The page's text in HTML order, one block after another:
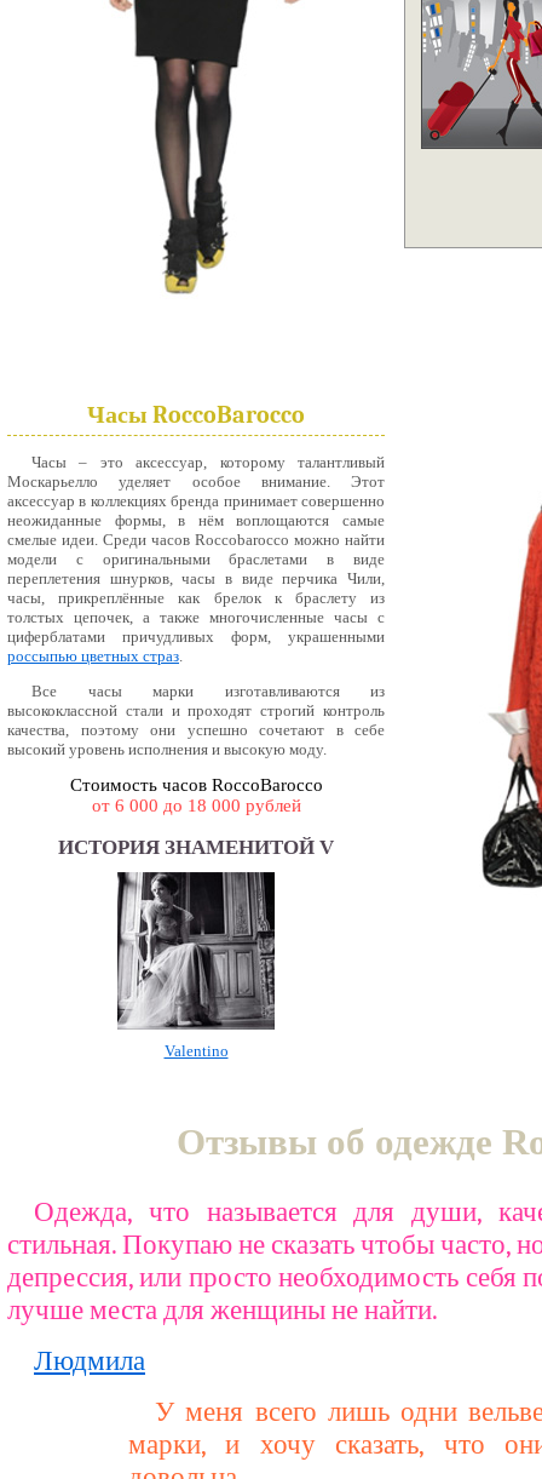
Часы RoccoBarocco
Часы – это аксессуар, которому талантливый
Москарьелло уделяет особое внимание. Этот
аксессуар в коллекциях бренда принимает совершенно
неожиданные формы, в нём воплощаются самые
смелые идеи. Среди часов Roccobarocco можно найти
модели с оригинальными браслетами в виде
переплетения шнурков, часы в виде перчика Чили,
часы, прикреплённые как брелок к браслету из
толстых цепочек, а также многочисленные часы с
циферблатами причудливых форм, украшенными
россыпью цветных страз
Все часы марки изготавливаются из
высококлассной стали и проходят строгий контроль
качества, поэтому они успешно сочетают в себе
высокий уровень исполнения и высокую моду.
Стоимость часов RoccoBarocco
от 6 000 до 18 000 рублей
ИСТОРИЯ ЗНАМЕНИТОЙ V
Valentino
Отзывы об одежде
Одежда, что называется для души,
стильная. Покупаю не сказать чтобы часто,
депрессия, или просто необходимость себя
лучше места для женщины не найти.
Людмила
У меня всего лишь одни
марки, и хочу сказать, что